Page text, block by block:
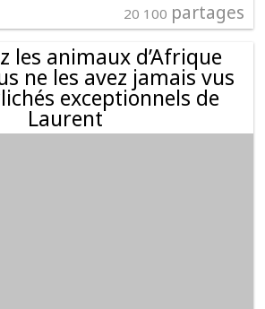
20 100 partages
les animaux d’Afrique
ne les avez jamais vus
exceptionnels de
Laurent